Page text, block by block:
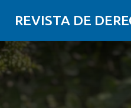
REVISTA DE